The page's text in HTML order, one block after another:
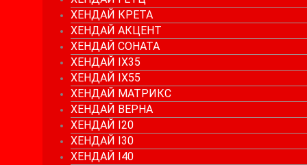
ХЕНДАЙ КРЕТА
ХЕНДАЙ АКЦЕНТ
ХЕНДАЙ СОНАТА
ХЕНДАЙ IX35
ХЕНДАЙ IX55
ХЕНДАЙ МАТРИКС
ХЕНДАЙ ВЕРНА
ХЕНДАЙ I20
ХЕНДАЙ I30
ХЕНДАЙ I40